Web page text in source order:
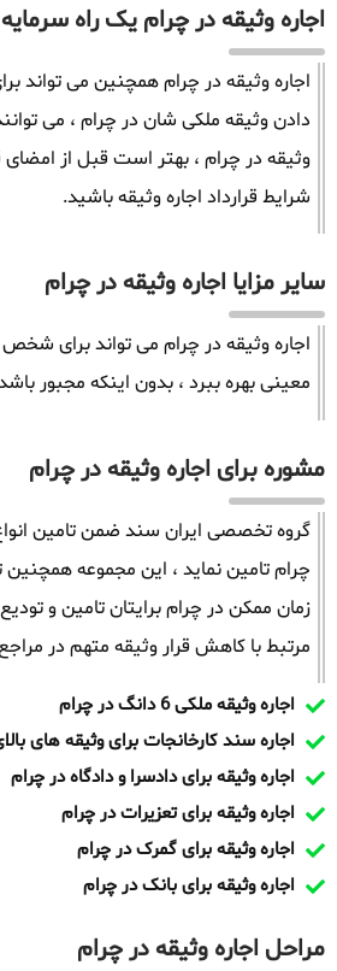
اجاره وثیقه در چرام یک راه
اجاره وثیقه در چرام همچنین می تواند
دادن وثیقه ملکی شان در چرام ، می
وثیقه در چرام ، بهتر است قبل از امضای
شرایط قرارداد اجاره وثیقه باشید.
سایر مزایا اجاره وثیقه در چرام
اجاره وثیقه در چرام می تواند برای شخص
معینی بهره ببرد ، بدون اینکه مجبور
مشوره برای اجاره وثیقه در چرام
گروه تخصصی ایران سند ضمن تامین
زمان ممکن در چرام برایتان تامین و
مرتبط با کاهش قرار وثیقه متهم در
اجاره وثیقه ملکی 6 دانگ در چرام
اجاره سند کارخانجات برای وثیقه های بالای 1000 میلیارد در
اجاره وثیقه برای دادسرا و دادگاه در چرام
اجاره وثیقه برای تعزیرات در چرام
اجاره وثیقه برای گمرک در چرام
اجاره وثیقه برای بانک در چرام
مراحل اجاره وثیقه در چرام